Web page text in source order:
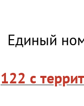
Единый
122 с